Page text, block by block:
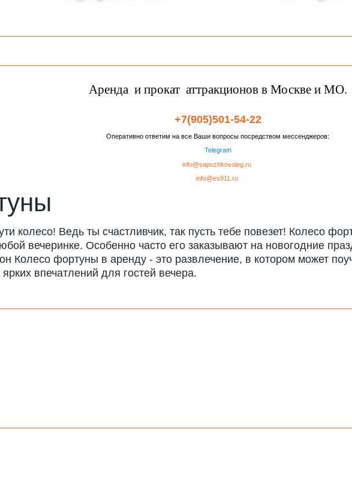
Аренда и прокат аттракционов в Москве и МО.
+7(905)501-54-22
Оперативно ответим на все Ваши вопросы посредством мессенджеров:
Telegram
info@sapozhkovoleg.ru
info@es911.ru
колесо! Ведь ты счастливчик, так пусть тебе повезет! Колесо
вечеринке. Особенно часто его заказывают на новогодние
Колесо фортуны в аренду - это развлечение, в котором может
впечатлений для гостей вечера.